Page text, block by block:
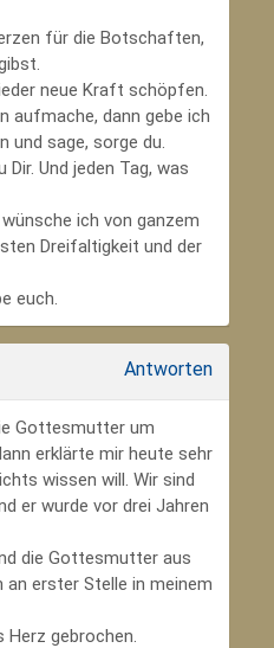
für die Botschaften,
neue Kraft schöpfen.
aufmache, dann gebe ich
und sage, sorge du.
Und jeden Tag, was
ich von ganzem
Dreifaltigkeit und der
euch.
Antworten
Gottesmutter um
erklärte mir heute sehr
wissen will. Wir sind
er wurde vor drei Jahren
die Gottesmutter aus
erster Stelle in meinem
Herz gebrochen.